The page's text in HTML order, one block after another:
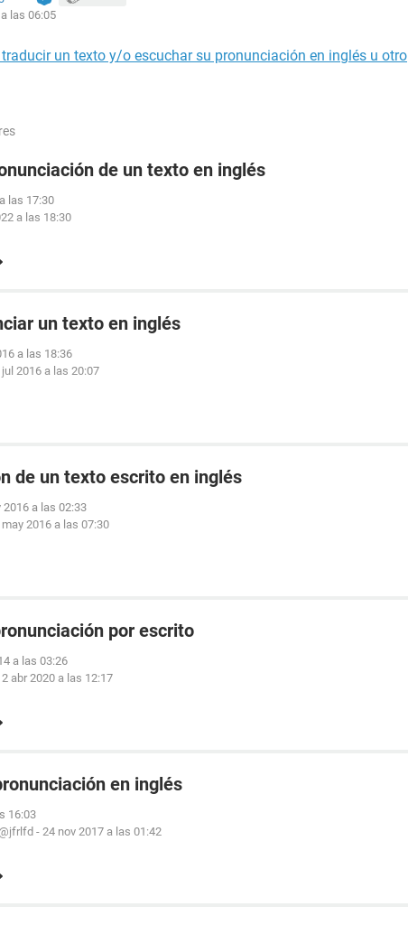
las 06:05
un texto y/o escuchar su pronunciación en inglés u otro
de un texto en inglés
las 17:30
a las 18:30
un texto en inglés
a las 18:36
jul 2016 a las 20:07
de un texto escrito en inglés
2016 a las 02:33
2016 a las 07:30
por escrito
a las 03:26
abr 2020 a las 12:17
en inglés
16:03
- 24 nov 2017 a las 01:42